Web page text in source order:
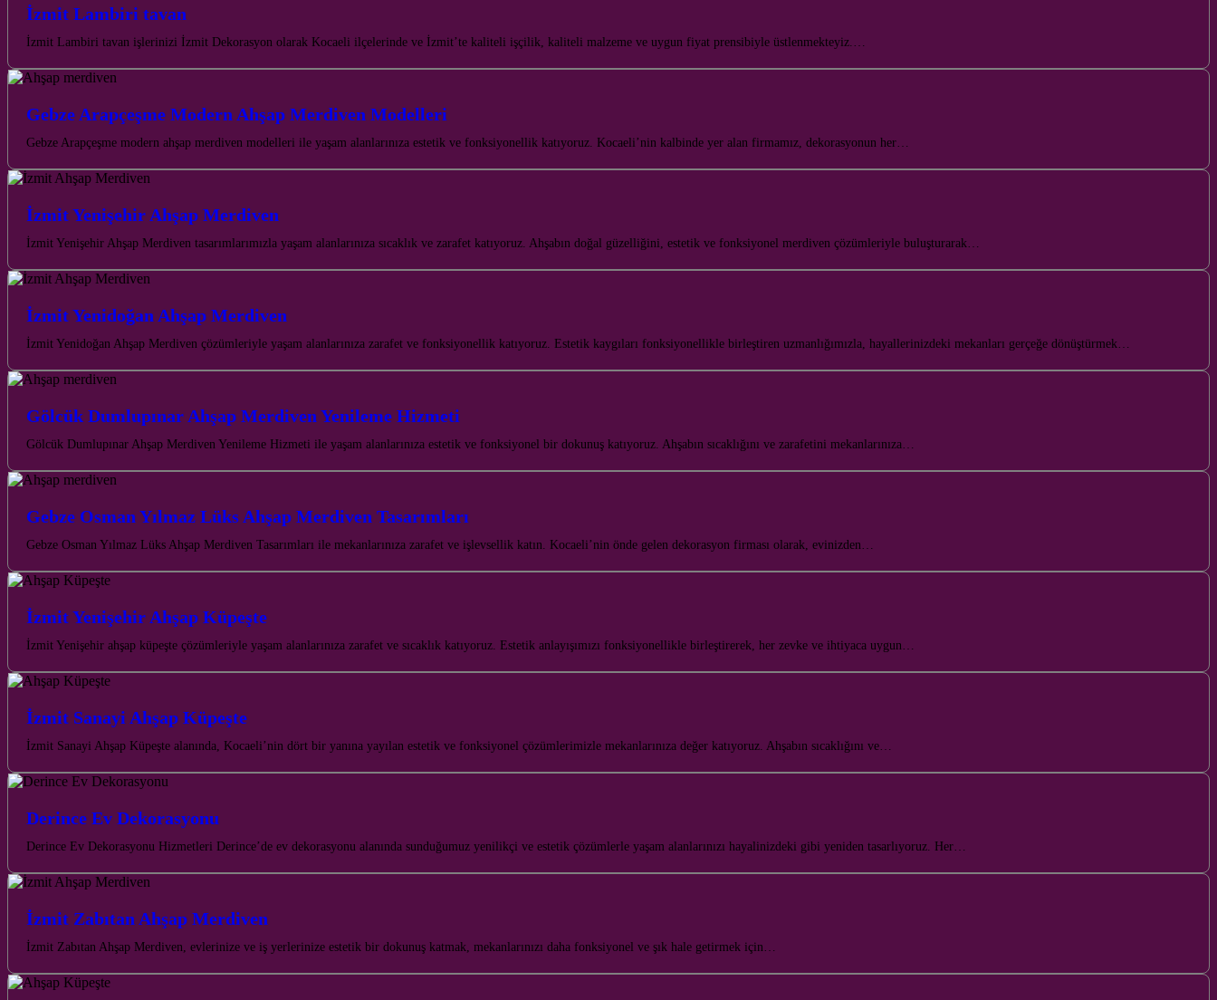
İzmit Lambiri tavan
İzmit Lambiri tavan işlerinizi İzmit Dekorasyon olarak Kocaeli ilçelerinde ve İzmit’te kaliteli işçilik, kaliteli malzeme ve uygun fiyat prensibiyle üstlenmekteyiz.…
Gebze Arapçeşme Modern Ahşap Merdiven Modelleri
Gebze Arapçeşme modern ahşap merdiven modelleri ile yaşam alanlarınıza estetik ve fonksiyonellik katıyoruz. Kocaeli’nin kalbinde yer alan firmamız, dekorasyonun her…
İzmit Yenişehir Ahşap Merdiven
İzmit Yenişehir Ahşap Merdiven tasarımlarımızla yaşam alanlarınıza sıcaklık ve zarafet katıyoruz. Ahşabın doğal güzelliğini, estetik ve fonksiyonel merdiven çözümleriyle buluşturarak…
İzmit Yenidoğan Ahşap Merdiven
İzmit Yenidoğan Ahşap Merdiven çözümleriyle yaşam alanlarınıza zarafet ve fonksiyonellik katıyoruz. Estetik kaygıları fonksiyonellikle birleştiren uzmanlığımızla, hayallerinizdeki mekanları gerçeğe dönüştürmek…
Gölcük Dumlupınar Ahşap Merdiven Yenileme Hizmeti
Gölcük Dumlupınar Ahşap Merdiven Yenileme Hizmeti ile yaşam alanlarınıza estetik ve fonksiyonel bir dokunuş katıyoruz. Ahşabın sıcaklığını ve zarafetini mekanlarınıza…
Gebze Osman Yılmaz Lüks Ahşap Merdiven Tasarımları
Gebze Osman Yılmaz Lüks Ahşap Merdiven Tasarımları ile mekanlarınıza zarafet ve işlevsellik katın. Kocaeli’nin önde gelen dekorasyon firması olarak, evinizden…
İzmit Yenişehir Ahşap Küpeşte
İzmit Yenişehir ahşap küpeşte çözümleriyle yaşam alanlarınıza zarafet ve sıcaklık katıyoruz. Estetik anlayışımızı fonksiyonellikle birleştirerek, her zevke ve ihtiyaca uygun…
İzmit Sanayi Ahşap Küpeşte
İzmit Sanayi Ahşap Küpeşte alanında, Kocaeli’nin dört bir yanına yayılan estetik ve fonksiyonel çözümlerimizle mekanlarınıza değer katıyoruz. Ahşabın sıcaklığını ve…
Derince Ev Dekorasyonu
Derince Ev Dekorasyonu Hizmetleri Derince’de ev dekorasyonu alanında sunduğumuz yenilikçi ve estetik çözümlerle yaşam alanlarınızı hayalinizdeki gibi yeniden tasarlıyoruz. Her…
İzmit Zabıtan Ahşap Merdiven
İzmit Zabıtan Ahşap Merdiven, evlerinize ve iş yerlerinize estetik bir dokunuş katmak, mekanlarınızı daha fonksiyonel ve şık hale getirmek için…